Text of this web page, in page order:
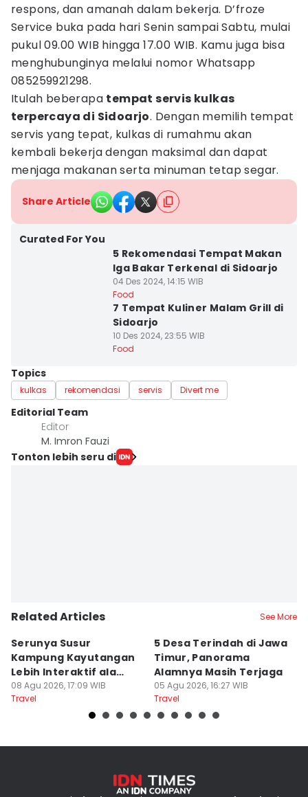
respons, dan amanah dalam bekerja. D’froze
Service buka pada hari Senin sampai Sabtu, mulai
pukul 09.00 WIB hingga 17.00 WIB. Kamu juga bisa
menghubunginya melalui nomor Whatsapp
085259921298.
Itulah beberapa tempat servis kulkas
terpercaya di Sidoarjo. Dengan memilih tempat
servis yang tepat, kulkas di rumahmu akan
kembali bekerja dengan maksimal dan dapat
menjaga makanan serta minuman tetap segar.
Share Article
Curated For You
5 Rekomendasi Tempat Makan
Iga Bakar Terkenal di Sidoarjo
04 Des 2024, 14:15 WIB
Food
7 Tempat Kuliner Malam Grill di
Sidoarjo
10 Des 2024, 23:55 WIB
Food
Topics
kulkas rekomendasi servis Divert me
Editorial Team
Editor
M. Imron Fauzi
Tonton lebih seru di
Related Articles See More
Serunya Susur
Kampung Kayutangan
Lebih Interaktif ala
Kelana Race
08 Agu 2026, 17:09 WIB
Travel
5 Desa Terindah di Jawa
Timur, Panorama
Alamnya Masih Terjaga
05 Agu 2026, 16:27 WIB
Travel